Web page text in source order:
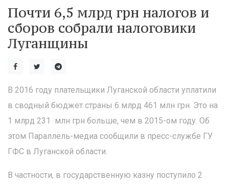
Почти 6,5 млрд грн налогов и
сборов собрали налоговики
Луганщины
В 2016 году плательщики Луганской области уплатили
в сводный бюджет страны 6 млрд 461 млн грн. Это на
1 млрд 231 млн грн больше, чем в 2015-ом году. Об
этом Параллель-медиа сообщили в пресс-службе ГУ
ГФС в Луганской области.
В частности, в государственную казну поступило 2